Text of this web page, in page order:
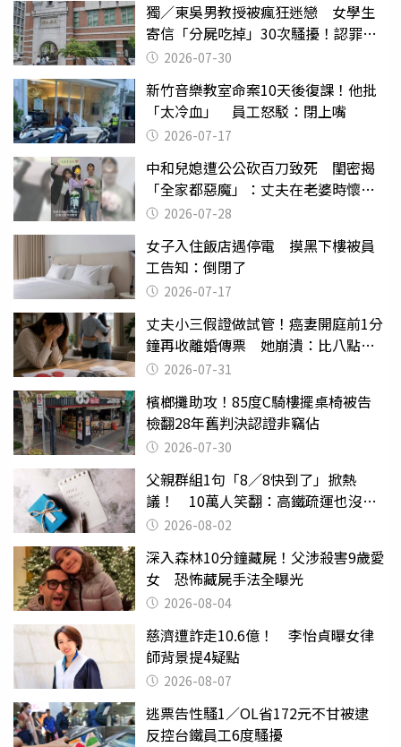
獨／東吳男教授被瘋狂迷戀 女學生
寄信「分屍吃掉」30次騷擾！認罪免
關 2026-07-30
新竹音樂教室命案10天後復課！他批
「太冷血」 員工怒駁：閉上嘴
2026-07-17
中和兒媳遭公公砍百刀致死 閨密揭
「全家都惡魔」：丈夫在老婆時懷孕
摔東西
2026-07-28
女子入住飯店遇停電 摸黑下樓被員
工告知：倒閉了
2026-07-17
丈夫小三假證做試管！癌妻開庭前1分
鐘再收離婚傳票 她崩潰：比八點檔
還扯2026-07-31
檳榔攤助攻！85度C騎樓擺桌椅被告
檢翻28年舊判決認證非竊佔
2026-07-30
父親群組1句「8／8快到了」掀熱
議！ 10萬人笑翻：高鐵疏運也沒列
父親節
2026-08-02
深入森林10分鐘藏屍！父涉殺害9歲愛
女 恐怖藏屍手法全曝光
2026-08-04
慈濟遭詐走10.6億！ 李怡貞曝女律
師背景提4疑點
2026-08-07
逃票告性騷1／OL省172元不甘被逮
反控台鐵員工6度騷擾